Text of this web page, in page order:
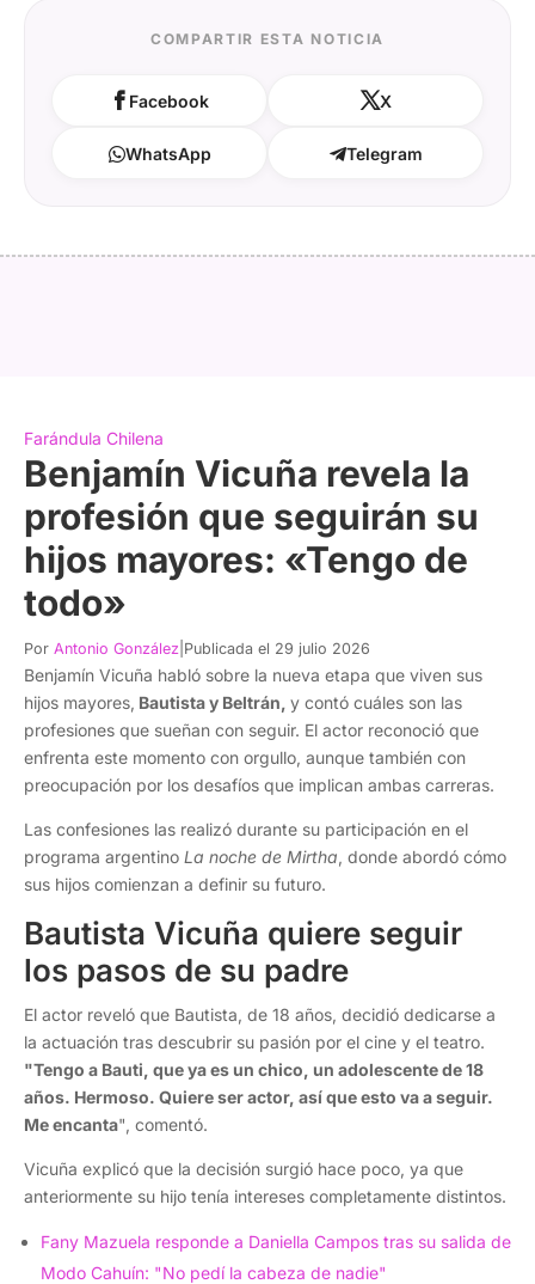
COMPARTIR ESTA NOTICIA
Facebook X
WhatsApp Telegram
Farándula Chilena
Benjamín Vicuña revela la
profesión que seguirán su
hijos mayores: «Tengo de
todo»
Por Antonio González Publicada el 29 julio 2026
Benjamín Vicuña habló sobre la nueva etapa que viven sus
hijos mayores, Bautista y Beltrán, y contó cuáles son las
profesiones que sueñan con seguir. El actor reconoció que
enfrenta este momento con orgullo, aunque también con
preocupación por los desafíos que implican ambas carreras.
Las confesiones las realizó durante su participación en el
programa argentino La noche de Mirtha, donde abordó cómo
sus hijos comienzan a definir su futuro.
Bautista Vicuña quiere seguir
los pasos de su padre
El actor reveló que Bautista, de 18 años, decidió dedicarse a
la actuación tras descubrir su pasión por el cine y el teatro.
"Tengo a Bauti, que ya es un chico, un adolescente de 18
años. Hermoso. Quiere ser actor, así que esto va a seguir.
Me encanta", comentó.
Vicuña explicó que la decisión surgió hace poco, ya que
anteriormente su hijo tenía intereses completamente distintos.
Fany Mazuela responde a Daniella Campos tras su salida de
Modo Cahuín: "No pedí la cabeza de nadie"